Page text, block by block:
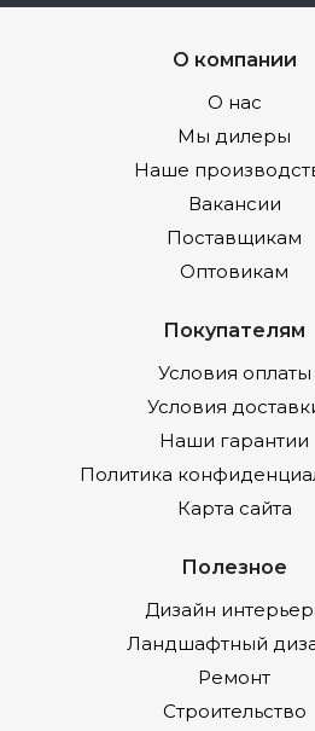
О компании
О нас
Мы дилеры
Наше
Вакансии
Поставщикам
Оптовикам
Покупателям
Условия оплаты
Условия
Наши гарантии
Политика
Карта сайта
Полезное
Дизайн
Ландшафтный
Ремонт
Строительство